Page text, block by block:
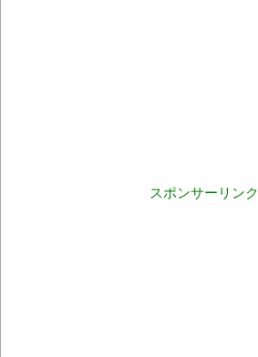
スポンサーリンク